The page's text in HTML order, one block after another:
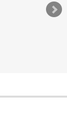
..
..
란..
..